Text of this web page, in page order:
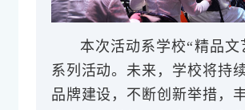
本次活动系学校“精品文
系列活动。未来，学校将持
品牌建设，不断创新举措，